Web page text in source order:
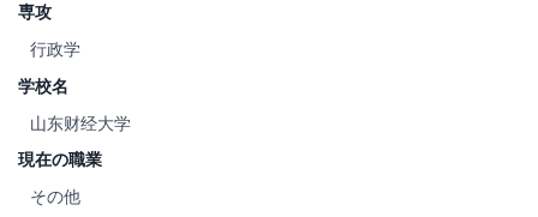
専攻
行政学
学校名
山东财经大学
現在の職業
その他